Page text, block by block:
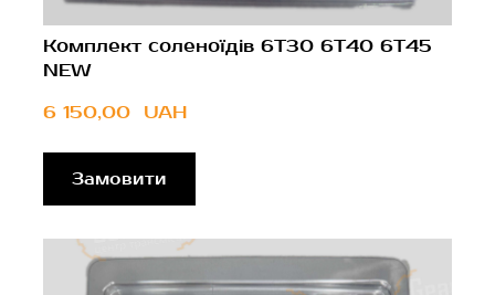
Комплект соленоїдів 6T30 6T40 6T45
NEW
6 150,00  UAH
Замовити